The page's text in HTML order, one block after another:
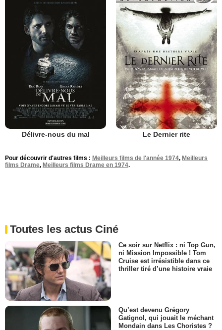
Délivre-nous du mal Le Dernier rite
Pour découvrir d'autres films : Meilleurs films de l'année 1974, Meilleurs
films Drame, Meilleurs films Drame en 1974.
Toutes les actus Ciné
Ce soir sur Netflix : ni Top Gun,
ni Mission Impossible ! Tom
Cruise est irrésistible dans ce
thriller tiré d’une histoire vraie
Qu’est devenu Grégory
Gatignol, qui jouait le méchant
Mondain dans Les Choristes ?